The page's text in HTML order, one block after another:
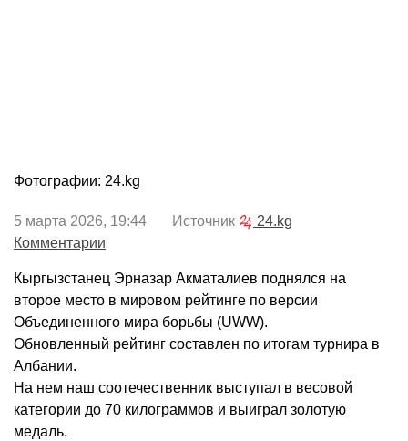
Фотографии: 24.kg
5 марта 2026, 19:44 Источник
24.kg
Комментарии
Кыргызстанец Эрназар Акматалиев поднялся на
второе место в мировом рейтинге по версии
Объединенного мира борьбы (UWW).
Обновленный рейтинг составлен по итогам турнира в
Албании.
На нем наш соотечественник выступал в весовой
категории до 70 килограммов и выиграл золотую
медаль.